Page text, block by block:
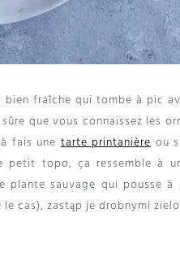
fraîche qui tombe à pic
sûre que vous connaissez les
fais une tarte printanière ou
petit topo, ça ressemble à
plante sauvage qui pousse
le cas), zastąp je drobnymi